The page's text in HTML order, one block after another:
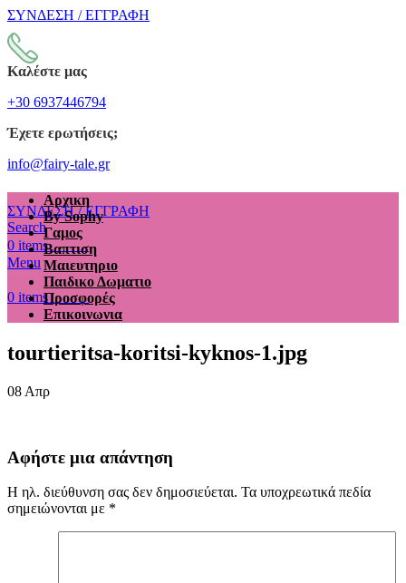
ΣΥΝΔΕΣΗ / ΕΓΓΡΑΦΗ
Καλέστε μας
+30 6937446794
Έχετε ερωτήσεις;
info@fairy-tale.gr
ΣΥΝΔΕΣΗ / ΕΓΓΡΑΦΗ
Search
0 items €0.00
Menu
0 items €0.00
Αρχικη
By Sophy
Γαμος
Βαπτιση
Μαιευτηριο
Παιδικο Δωματιο
Προσφορές
Επικοινωνια
tourtieritsa-koritsi-kyknos-1.jpg
08 Απρ
Αφήστε μια απάντηση
Η ηλ. διεύθυνση σας δεν δημοσιεύεται. Τα υποχρεωτικά πεδία
σημειώνονται με *